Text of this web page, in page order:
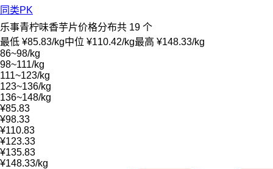
同类PK
乐事青柠味香芋片价格分布共 19 个
最低 ¥85.83/kg中位 ¥110.42/kg最高 ¥148.33/kg
86~98/kg
98~111/kg
111~123/kg
123~136/kg
136~148/kg
¥85.83
¥98.33
¥110.83
¥123.33
¥135.83
¥148.33/kg